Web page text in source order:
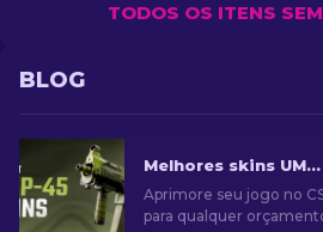
TODOS OS ITENS
BLOG
Melhores skins UMP-45 no CS2 [2026]
Aprimore seu jogo no
para qualquer